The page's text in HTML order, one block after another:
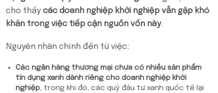
cho thấy các doanh nghiệp khởi nghiệp vẫn gặp khó
khăn trong việc tiếp cận nguồn vốn này.
Nguyên nhân chính đến từ việc:
Các ngân hàng thương mại chưa có nhiều sản phẩm
tín dụng xanh dành riêng cho doanh nghiệp khởi
nghiệp, trong khi đó, các quỹ đầu tư xanh quốc tế lại